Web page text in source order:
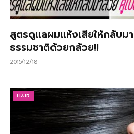
สูตรดูแลผมแห้งเสียให้กลับม
ธรรมชาติด้วยกล้วย!!
2015/12/18
HAIR